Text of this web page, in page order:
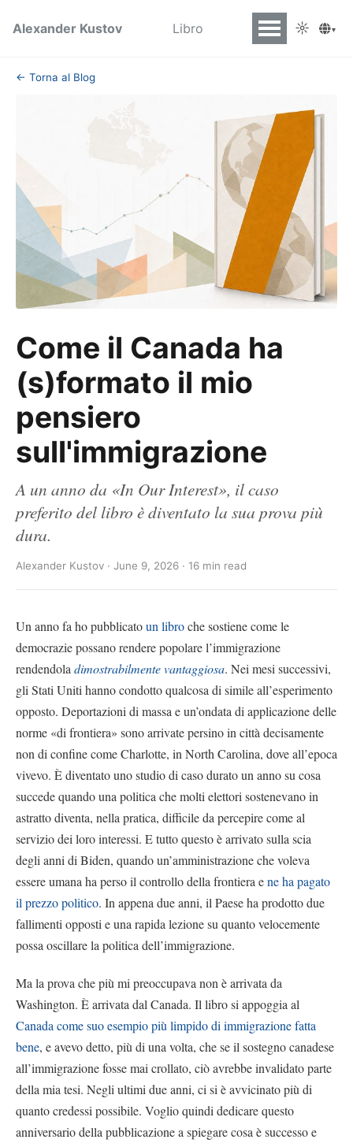
Alexander Kustov Libro ☼ ▾
← Torna al Blog
Come il Canada ha
(s)formato il mio
pensiero
sull'immigrazione
A un anno da «In Our Interest», il caso
preferito del libro è diventato la sua prova più
dura.
Alexander Kustov · June 9, 2026 · 16 min read
Un anno fa ho pubblicatoun libroche sostiene come le
democrazie possano rendere popolare l’immigrazione
rendendola dimostrabilmente vantaggiosa. Nei mesi successivi,
gli Stati Uniti hanno condotto qualcosa di simile all’esperimento
opposto. Deportazioni di massa e un’ondata di applicazione delle
norme «di frontiera» sono arrivate persino in città decisamente
non di confine come Charlotte, in North Carolina, dove all’epoca
vivevo. È diventato uno studio di caso durato un anno su cosa
succede quando una politica che molti elettori sostenevano in
astratto diventa, nella pratica, difficile da percepire come al
servizio dei loro interessi. E tutto questo è arrivato sulla scia
degli anni di Biden, quando un’amministrazione che voleva
essere umana ha perso il controllo della frontiera ene ha pagato
il prezzo politico. In appena due anni, il Paese ha prodotto due
fallimenti opposti e una rapida lezione su quanto velocemente
possa oscillare la politica dell’immigrazione.
Ma la prova che più mi preoccupava non è arrivata da
Washington. È arrivata dal Canada. Il libro si appoggia al
Canada come suo esempio più limpido di immigrazione fatta
bene, e avevo detto, più di una volta, che se il sostegno canadese
all’immigrazione fosse mai crollato, ciò avrebbe invalidato parte
della mia tesi. Negli ultimi due anni, ci si è avvicinato più di
quanto credessi possibile. Voglio quindi dedicare questo
anniversario della pubblicazione a spiegare cosa è successo e